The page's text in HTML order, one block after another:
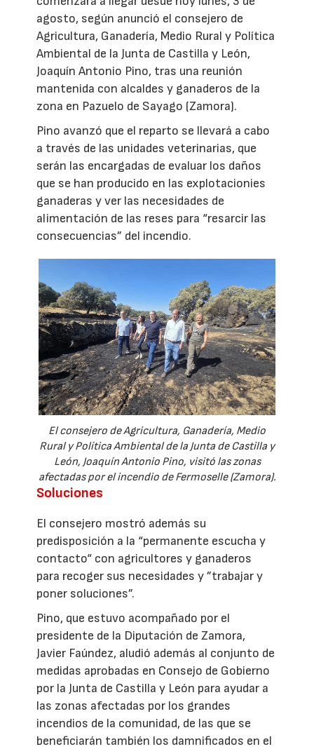
agosto, según anunció el consejero de
Agricultura, Ganadería, Medio Rural y Política
Ambiental de la Junta de Castilla y León,
Joaquín Antonio Pino, tras una reunión
mantenida con alcaldes y ganaderos de la
zona en Pazuelo de Sayago (Zamora).
Pino avanzó que el reparto se llevará a cabo
a través de las unidades veterinarias, que
serán las encargadas de evaluar los daños
que se han producido en las explotacionies
ganaderas y ver las necesidades de
alimentación de las reses para “resarcir las
consecuencias” del incendio.
El consejero de Agricultura, Ganadería, Medio
Rural y Política Ambiental de la Junta de Castilla y
León, Joaquín Antonio Pino, visitó las zonas
afectadas por el incendio de Fermoselle (Zamora).
Soluciones
El consejero mostró además su
predisposición a la “permanente escucha y
contacto“ con agricultores y ganaderos
para recoger sus necesidades y ”trabajar y
poner soluciones”.
Pino, que estuvo acompañado por el
presidente de la Diputación de Zamora,
Javier Faúndez, aludió además al conjunto de
medidas aprobadas en Consejo de Gobierno
por la Junta de Castilla y León para ayudar a
las zonas afectadas por los grandes
incendios de la comunidad, de las que se
beneficiarán también los damnificados en el